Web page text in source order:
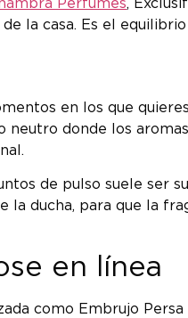
Perfumes,
la casa. Es el
en los que
donde los
de pulso suele ser
ducha, para que la
en línea
como Embrujo